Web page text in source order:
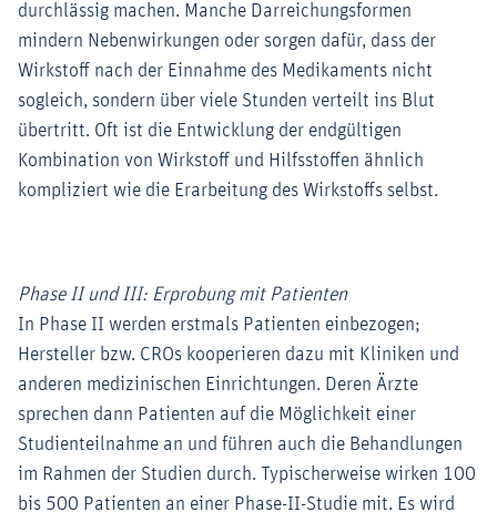
durchlässig machen. Manche Darreichungsformen
mindern Nebenwirkungen oder sorgen dafür, dass der
Wirkstoff nach der Einnahme des Medikaments nicht
sogleich, sondern über viele Stunden verteilt ins Blut
übertritt. Oft ist die Entwicklung der endgültigen
Kombination von Wirkstoff und Hilfsstoffen ähnlich
kompliziert wie die Erarbeitung des Wirkstoffs selbst.
Phase II und III: Erprobung mit Patienten
In Phase II werden erstmals Patienten einbezogen;
Hersteller bzw. CROs kooperieren dazu mit Kliniken und
anderen medizinischen Einrichtungen. Deren Ärzte
sprechen dann Patienten auf die Möglichkeit einer
Studienteilnahme an und führen auch die Behandlungen
im Rahmen der Studien durch. Typischerweise wirken 100
bis 500 Patienten an einer Phase-II-Studie mit. Es wird